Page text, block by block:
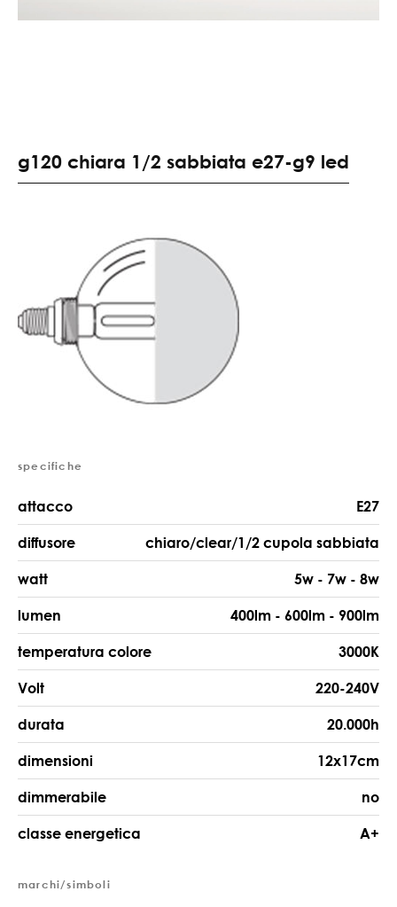
g120 chiara 1/2 sabbiata e27-g9 led
specifiche
attacco E27
diffusore chiaro/clear/1/2 cupola sabbiata
watt 5w - 7w - 8w
lumen 400lm - 600lm - 900lm
temperatura colore 3000K
Volt 220-240V
durata 20.000h
dimensioni 12x17cm
dimmerabile no
classe energetica A+
marchi/simboli